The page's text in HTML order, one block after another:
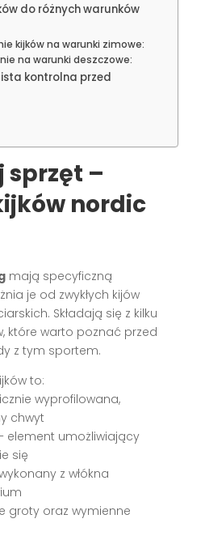
do różnych warunków
kijków na warunki zimowe:
na warunki deszczowe:
kontrolna przed
sprzęt –
nordic
mają specyficzną
je od zwykłych kijów
Składają się z kilku
które warto poznać przed
z tym sportem.
to:
wyprofilowana,
chwyt
element umożliwiający
się
z włókna
groty oraz wymienne